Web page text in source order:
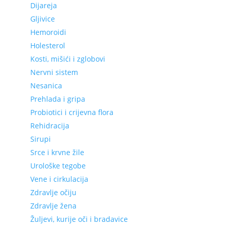
Dijareja
Gljivice
Hemoroidi
Holesterol
Kosti, mišići i zglobovi
Nervni sistem
Nesanica
Prehlada i gripa
Probiotici i crijevna flora
Rehidracija
Sirupi
Srce i krvne žile
Urološke tegobe
Vene i cirkulacija
Zdravlje očiju
Zdravlje žena
Žuljevi, kurije oči i bradavice